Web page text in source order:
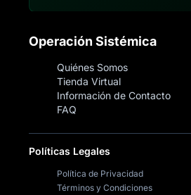
Operación Sistémica
Quiénes Somos
Tienda Virtual
Información de Contacto
FAQ
Políticas Legales
Política de Privacidad
Términos y Condiciones